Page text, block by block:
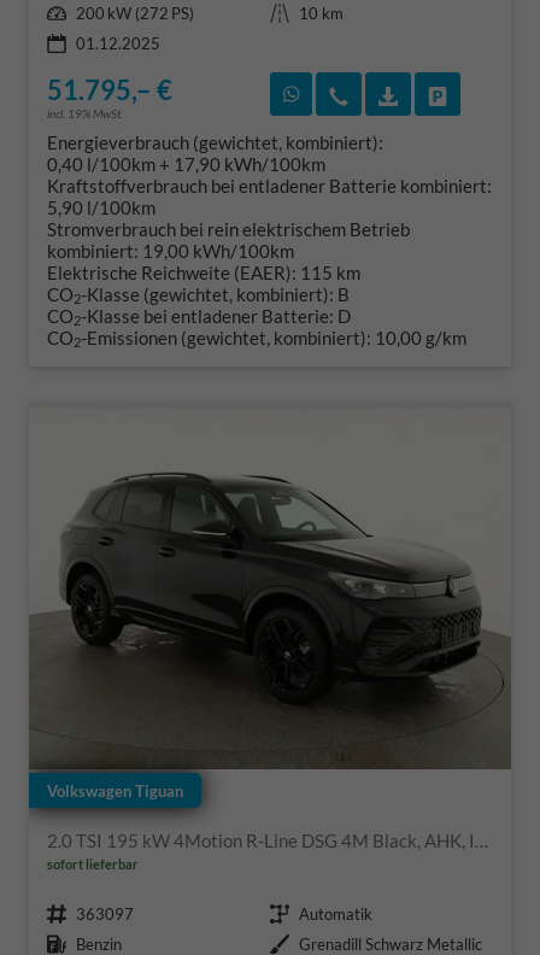
Leistung 200 kW (272 PS) Kilometerstand
10 km
01.12.2025
51.795,– €
incl. 19% MwSt.
Rückruf vereinbaren
Wir rufen Sie an
Energieverbrauch (gewichtet, kombiniert):
0,40 l/100km + 17,90 kWh/100km
Kraftstoffverbrauch bei entladener Batterie kombiniert:
5,90 l/100km
Stromverbrauch bei rein elektrischem Betrieb
kombiniert: 19,00 kWh/100km
Elektrische Reichweite (EAER): 115 km
CO2-Klasse (gewichtet, kombiniert): B
CO2-Klasse bei entladener Batterie: D
CO2-Emissionen (gewichtet, kombiniert): 10,00 g/km
Volkswagen Tiguan
2.0 TSI 195 kW 4Motion R-Line DSG 4M Black, AHK, IQ.Light, 20-Zoll, Navi, Side, AreaView, sofort
sofort lieferbar
Fahrzeugnr. 363097 Getriebe Automatik
Kraftstoff Benzin Außenfarbe Grenadill Schwarz Metallic